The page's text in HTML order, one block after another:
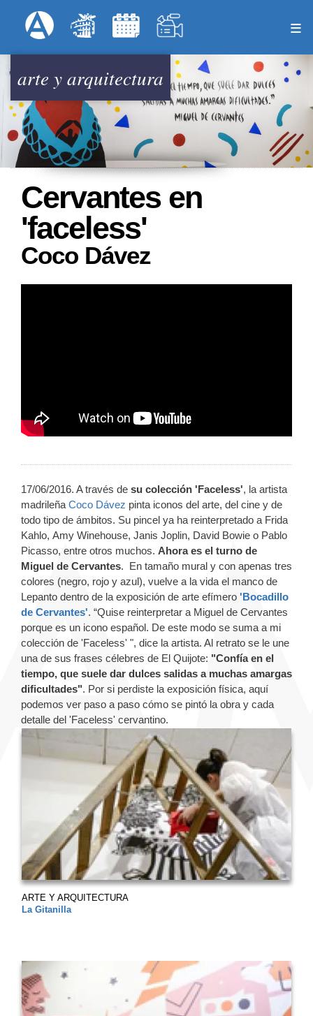
al
principal
Menú Superior
arte y arquitectura
Cervantes en
'faceless'
Coco Dávez
17/06/2016. A través de su colección 'Faceless', la artista
madrileña Coco Dávez pinta iconos del arte, del cine y de
todo tipo de ámbitos. Su pincel ya ha reinterpretado a Frida
Kahlo, Amy Winehouse, Janis Joplin, David Bowie o Pablo
Picasso, entre otros muchos. Ahora es el turno de
Miguel de Cervantes. En tamaño mural y con apenas tres
colores (negro, rojo y azul), vuelve a la vida el manco de
Lepanto dentro de la exposición de arte efímero 'Bocadillo
de Cervantes'. “Quise reinterpretar a Miguel de Cervantes
porque es un icono español. De este modo se suma a mi
colección de 'Faceless' ", dice la artista. Al retrato se le une
una de sus frases célebres de El Quijote: "Confía en el
tiempo, que suele dar dulces salidas a muchas amargas
dificultades". Por si perdiste la exposición física, aquí
podemos ver paso a paso cómo se pintó la obra y cada
detalle del 'Faceless' cervantino.
ARTE Y ARQUITECTURA
La Gitanilla